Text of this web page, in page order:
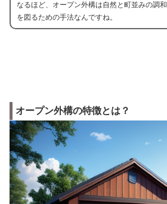
なるほど、オープン外構は自然と町並みの調和
を図るための手法なんですね。
オープン外構の特徴とは？